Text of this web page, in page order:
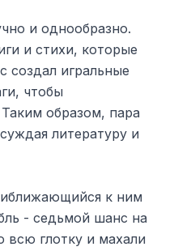
и однообразно.
и стихи, которые
создал игральные
чтобы
образом, пара
литературу и
к ним
- седьмой шанс на
всю глотку и махали